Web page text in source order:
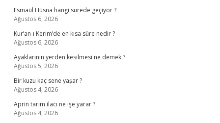
Esmaül Hüsna hangi surede geçiyor ?
Ağustos 6, 2026
Kur’an-ı Kerim’de en kısa süre nedir ?
Ağustos 6, 2026
Ayaklarının yerden kesilmesi ne demek ?
Ağustos 5, 2026
Bir kuzu kaç sene yaşar ?
Ağustos 4, 2026
Aprin tarım ilacı ne işe yarar ?
Ağustos 4, 2026